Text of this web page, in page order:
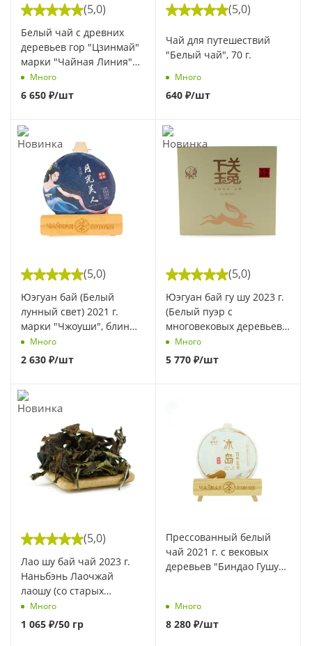
(5,0)
Белый чай с древних
деревьев гор "Цзинмай"
марки "Чайная Линия"
100 г
Много
6 650 ₽/шт
(5,0)
Чай для путешествий
"Белый чай", 70 г.
Много
640 ₽/шт
(5,0)
Юэгуан бай (Белый
лунный свет) 2021 г.
марки "Чжоуши", блин
200 г
Много
2 630 ₽/шт
(5,0)
Юэгуан бай гу шу 2023 г.
(Белый пуэр с
многовековых деревьев)
завода "Сягуань" блин
260 г
Много
5 770 ₽/шт
(5,0)
Лао шу бай чай 2023 г.
Наньбэнь Лаочжай
лаошу (со старых
деревьев из Наньбэнь
Лаочжай)
Много
1 065 ₽/50 гр
Прессованный белый
чай 2021 г. с вековых
деревьев "Биндао Гушу
Много
8 280 ₽/шт